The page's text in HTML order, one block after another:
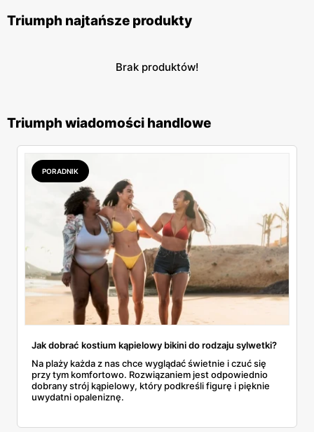
Triumph najtańsze produkty
Brak produktów!
Triumph wiadomości handlowe
PORADNIK
Jak dobrać kostium kąpielowy bikini do rodzaju sylwetki?
Na plaży każda z nas chce wyglądać świetnie i czuć się
przy tym komfortowo. Rozwiązaniem jest odpowiednio
dobrany strój kąpielowy, który podkreśli figurę i pięknie
uwydatni opaleniznę.